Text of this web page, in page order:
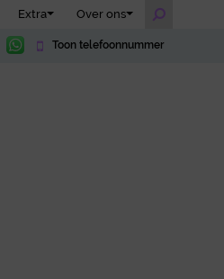
Extra Over ons
Toon telefoonnummer